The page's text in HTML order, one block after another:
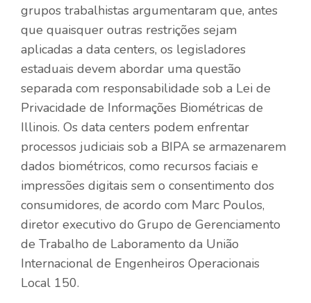
grupos trabalhistas argumentaram que, antes
que quaisquer outras restrições sejam
aplicadas a data centers, os legisladores
estaduais devem abordar uma questão
separada com responsabilidade sob a Lei de
Privacidade de Informações Biométricas de
Illinois. Os data centers podem enfrentar
processos judiciais sob a BIPA se armazenarem
dados biométricos, como recursos faciais e
impressões digitais sem o consentimento dos
consumidores, de acordo com Marc Poulos,
diretor executivo do Grupo de Gerenciamento
de Trabalho de Laboramento da União
Internacional de Engenheiros Operacionais
Local 150.